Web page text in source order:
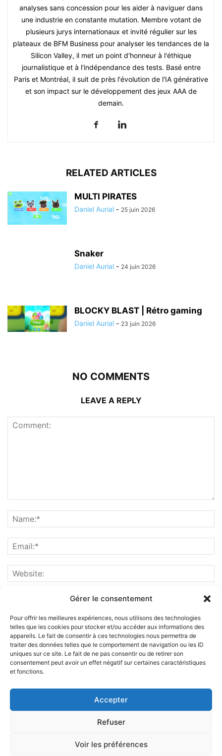
Gérer le consentement
Pour offrir les meilleures expériences, nous utilisons des technologies
telles que les cookies pour stocker et/ou accéder aux informations des
appareils. Le fait de consentir à ces technologies nous permettra de
traiter des données telles que le comportement de navigation ou les ID
uniques sur ce site. Le fait de ne pas consentir ou de retirer son
consentement peut avoir un effet négatif sur certaines caractéristiques
et fonctions.
Accepter
Refuser
Voir les préférences
analyses sans concession pour les aider à naviguer dans
une industrie en constante mutation. Membre votant de
plusieurs jurys internationaux et invité régulier sur les
plateaux de BFM Business pour analyser les tendances de la
Silicon Valley, il met un point d'honneur à l'éthique
journalistique et à l'indépendance des tests. Basé entre
Paris et Montréal, il suit de près l'évolution de l'IA générative
et son impact sur le développement des jeux AAA de
demain.
RELATED ARTICLES
MULTI PIRATES
Daniel Aurial - 25 juin 2026
Snaker
Daniel Aurial - 24 juin 2026
BLOCKY BLAST | Rétro gaming
Daniel Aurial - 23 juin 2026
NO COMMENTS
LEAVE A REPLY
ABOUT US
FOLLOW US